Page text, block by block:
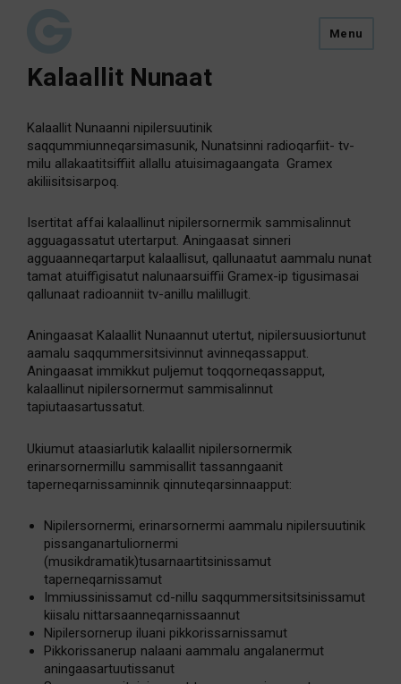
Menu
Kalaallit Nunaat
Kalaallit Nunaanni nipilersuutinik
saqqummiunneqarsimasunik, Nunatsinni radioqarfiit- tv-
milu allakaatitsiffiit allallu atuisimagaangata Gramex
akiliisitsisarpoq.
Isertitat affai kalaallinut nipilersornermik sammisalinnut
agguagassatut utertarput. Aningaasat sinneri
agguaanneqartarput kalaallisut, qallunaatut aammalu nunat
tamat atuiffigisatut nalunaarsuiffii Gramex-ip tigusimasai
qallunaat radioanniit tv-anillu malillugit.
Aningaasat Kalaallit Nunaannut utertut, nipilersuusiortunut
aamalu saqqummersitsivinnut avinneqassapput.
Aningaasat immikkut puljemut toqqorneqassapput,
kalaallinut nipilersornermut sammisalinnut
tapiutaasartussatut.
Ukiumut ataasiarlutik kalaallit nipilersornermik
erinarsornermillu sammisallit tassanngaanit
taperneqarnissaminnik qinnuteqarsinnaapput:
Nipilersornermi, erinarsornermi aammalu nipilersuutinik
pissanganartuliornermi
(musikdramatik)tusarnaartitsinissamut
taperneqarnissamut
Immiussinissamut cd-nillu saqqummersitsitsinissamut
kiisalu nittarsaanneqarnissaannut
Nipilersornerup iluani pikkorissarnissamut
Pikkorissanerup nalaani aammalu angalanermut
aningaasartuutissanut